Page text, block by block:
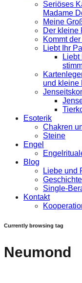
Seriöses
Madame
Meine
Der kleine
Kommt
Liebt Ihr
und kleine
Esoterik
Chakren
Steine
Engel
Blog
Liebe und
Single-
Kontakt
Currently browsing tag
Neumond